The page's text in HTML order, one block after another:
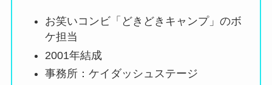
お笑いコンビ「どきどきキャンプ」のボ
ケ担当
2001年結成
事務所：ケイダッシュステージ